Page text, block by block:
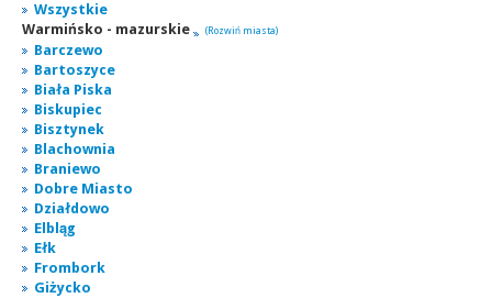
Wszystkie
Warmińsko - mazurskie
(Rozwiń miasta)
Barczewo
Bartoszyce
Biała Piska
Biskupiec
Bisztynek
Blachownia
Braniewo
Dobre Miasto
Działdowo
Elbląg
Ełk
Frombork
Giżycko